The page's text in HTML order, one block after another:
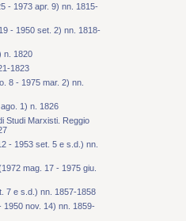
- 1973 apr. 9) nn. 1815-
- 1950 set. 2) nn. 1818-
n. 1820
1823
8 - 1975 mar. 2) nn.
1) n. 1826
Studi Marxisti. Reggio
- 1953 set. 5 e s.d.) nn.
mag. 17 - 1975 giu.
7 e s.d.) nn. 1857-1858
1950 nov. 14) nn. 1859-